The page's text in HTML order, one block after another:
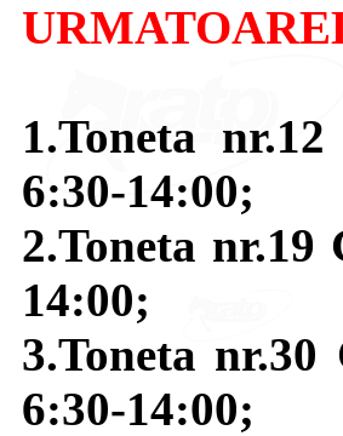
1.Toneta
6:30-14:00;
2.Toneta
14:00;
3.Toneta
6:30-14:00;